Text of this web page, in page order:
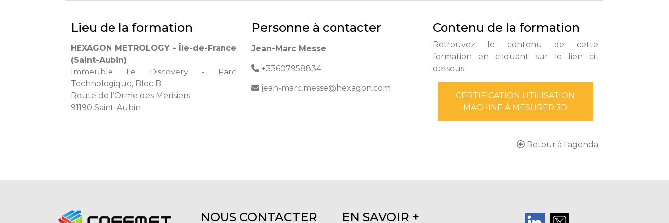
Lieu de la formation
HEXAGON METROLOGY - Île-de-France
(Saint-Aubin)
Immeuble Le Discovery - Parc
Technologique, Bloc B
Route de l’Orme des Merisiers
91190 Saint-Aubin
Personne à contacter
Jean-Marc Messe
+33607958834
jean-marc.messe@hexagon.com
Contenu de la formation
Retrouvez le contenu de cette
formation en cliquant sur le lien ci-
dessous
CERTIFICATION UTILISATION
MACHINE À MESURER 3D
Retour à l'agenda
NOUS CONTACTER EN SAVOIR +